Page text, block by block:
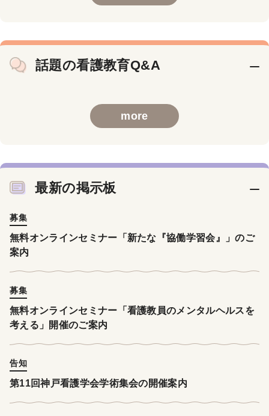
話題の看護教育Q&A
more
最新の掲示板
募集
無料オンラインセミナー「新たな『協働学習会』」のご
案内
募集
無料オンラインセミナー「看護教員のメンタルヘルスを
考える」開催のご案内
告知
第11回神戸看護学会学術集会の開催案内